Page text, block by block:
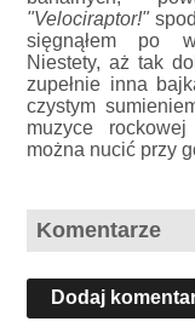
"Velociraptor!"
sięgnąłem po
Niestety, aż tak
zupełnie inna
czystym
muzyce
można nucić przy
Komentarze
Dodaj